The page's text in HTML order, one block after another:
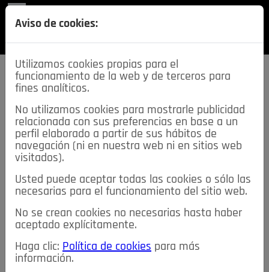
SECCIONES
descarga esta
REVISTA
≡NOTICIAS
NOTICIAS SERVICIOS DE INTERÉS
TABLÓN DE ANUNCIOS MIS ANUNCIOS CONTACTO
NOSOTROS
Aviso de cookies:
Utilizamos cookies propias para el
funcionamiento de la web y de terceros para
fines analíticos.
No utilizamos cookies para mostrarle publicidad
relacionada con sus preferencias en base a un
perfil elaborado a partir de sus hábitos de
navegación (ni en nuestra web ni en sitios web
visitados).
Usted puede aceptar todas las cookies o sólo las
necesarias para el funcionamiento del sitio web.
No se crean cookies no necesarias hasta haber
aceptado explícitamente.
Haga clic: Política de cookies para más
información.